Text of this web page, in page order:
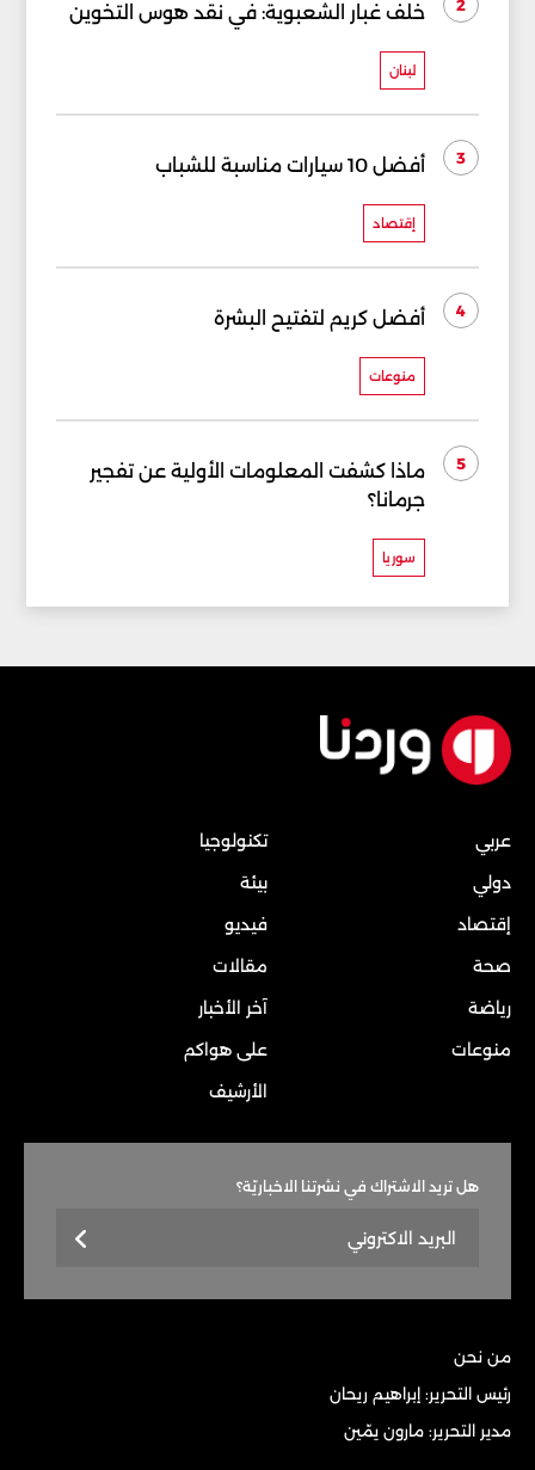
2 خلف غبار الشعبوية: في نقد هوس التخوين
لبنان
3 أفضل 10 سيارات مناسبة للشباب
إقتصاد
4 أفضل كريم لتفتيح البشرة
منوعات
5
ماذا كشفت المعلومات الأولية عن تفجير
جرمانا؟
سوريا
عربي
دولي
إقتصاد
صحة
رياضة
منوعات
تكنولوجيا
بيئة
فيديو
مقالات
آخر الأخبار
على هواكم
الأرشيف
هل تريد الاشتراك في نشرتنا الاخباريّة؟
من نحن
رئيس التحرير: إبراهيم ريحان
مدير التحرير: مارون يمّين